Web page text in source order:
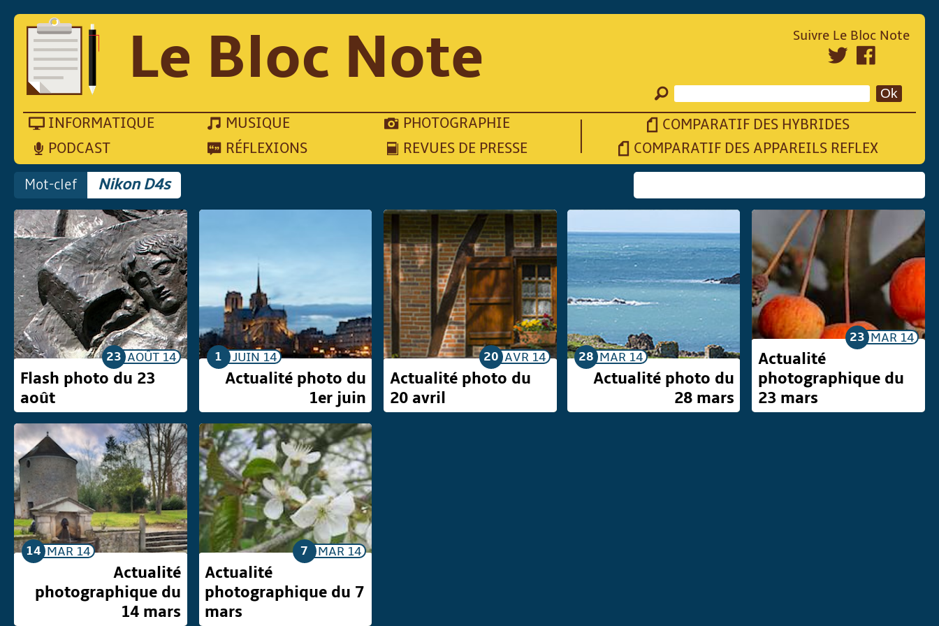
Le Bloc Note
INFORMATIQUE MUSIQUE
PHOTOGRAPHIE
PODCAST
RÉFLEXIONS REVUES DE PRESSE
COMPARATIF DES HYBRIDES
COMPARATIF DES APPAREILS REFLEX
Suivre Le Bloc Note
Mot-clef Nikon D4s
23 AOÛT 14
Flash photo du 23
août
1 JUIN 14
Actualité photo du
1er juin
20 AVR 14
Actualité photo du
20 avril
28 MAR 14
Actualité photo du
28 mars
23 MAR 14
Actualité
photographique du
23 mars
14 MAR 14
Actualité
photographique du
14 mars
7 MAR 14
Actualité
photographique du 7
mars